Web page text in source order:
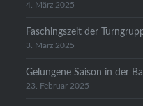
4. März 2025
Faschingszeit der
3. März 2025
Gelungene Saison in der
23. Februar 2025